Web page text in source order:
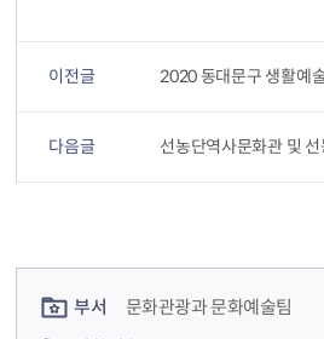
이전글 2020 동대문구 생활예
다음글
부서
문화관광과 문화예술팀